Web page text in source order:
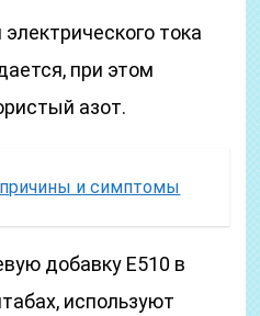
тока
при этом
азот.
и симптомы
добавку Е510 в
используют